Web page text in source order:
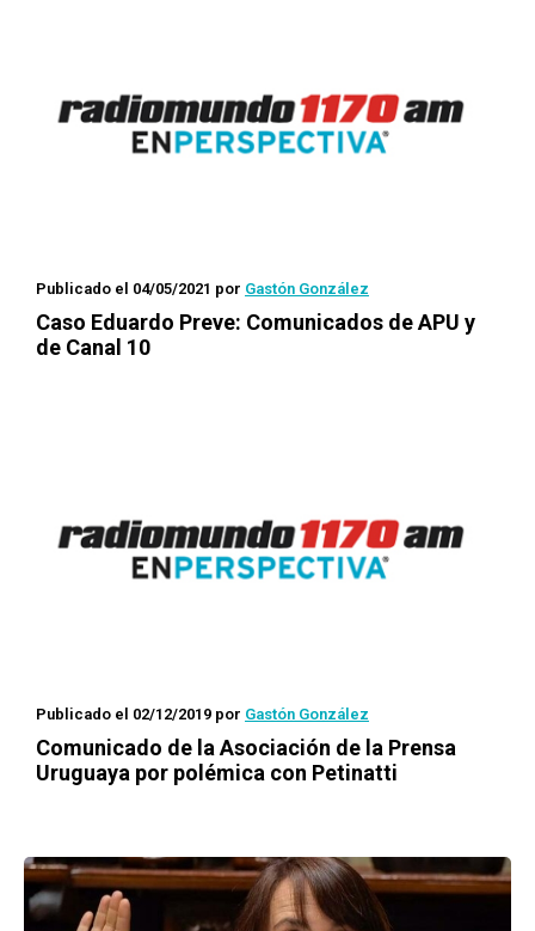
Publicado el 04/05/2021 por Gastón González
Caso Eduardo Preve: Comunicados de APU y
de Canal 10
Publicado el 02/12/2019 por Gastón González
Comunicado de la Asociación de la Prensa
Uruguaya por polémica con Petinatti